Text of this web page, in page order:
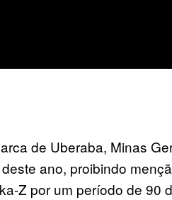
de Uberaba, Minas
ano, proibindo
Z por um período de 90